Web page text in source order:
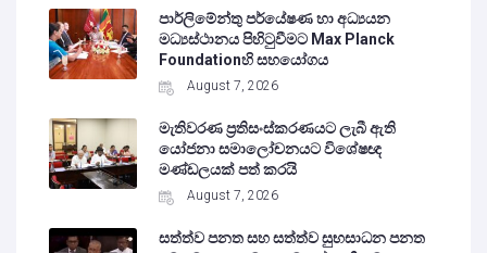
පාර්ලිමේන්තු පර්යේෂණ හා අධ්‍යයන
මධ්‍යස්ථානය පිහිටුවීමට Max Planck
Foundationහි සහයෝගය
August 7, 2026
මැතිවරණ ප්‍රතිසංස්කරණයට ලැබී ඇති
යෝජනා සමාලෝචනයට විශේෂඥ
මණ්ඩලයක් පත් කරයි
August 7, 2026
සත්ත්ව පනත සහ සත්ත්ව සුභසාධන පනත